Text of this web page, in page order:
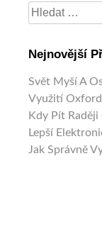
Vyhledávání
Nejnovější
Svět Myší A
Využití
Kdy Pít Raději
Lepší
Jak Správně